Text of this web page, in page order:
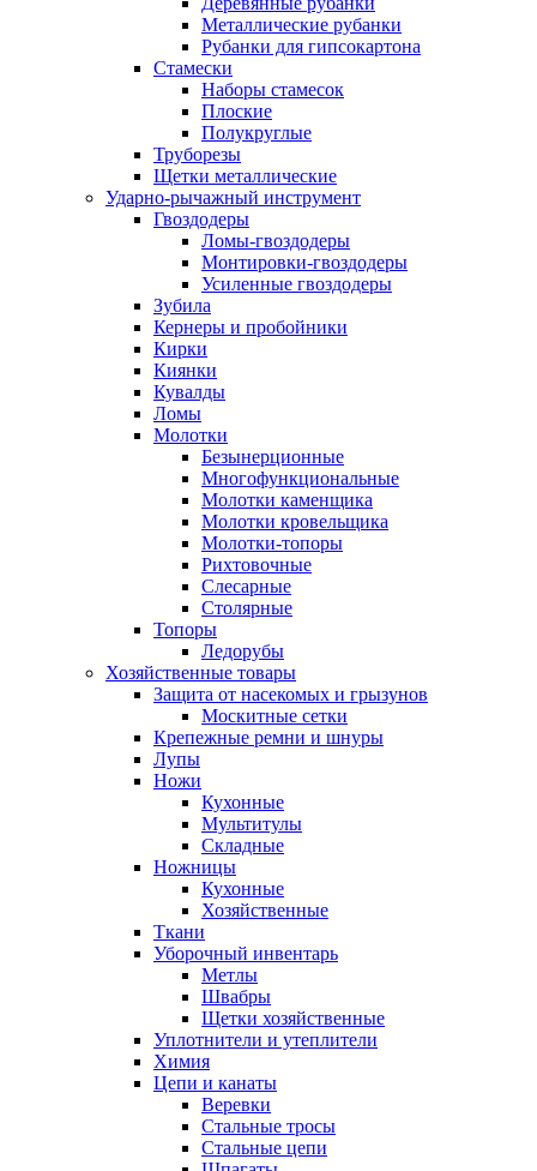
Металлические рубанки
Рубанки для гипсокартона
Стамески
Наборы стамесок
Плоские
Полукруглые
Труборезы
Щетки металлические
Ударно-рычажный инструмент
Гвоздодеры
Ломы-гвоздодеры
Монтировки-гвоздодеры
Усиленные гвоздодеры
Зубила
Кернеры и пробойники
Кирки
Киянки
Кувалды
Ломы
Молотки
Безынерционные
Многофункциональные
Молотки каменщика
Молотки кровельщика
Молотки-топоры
Рихтовочные
Слесарные
Столярные
Топоры
Ледорубы
Хозяйственные товары
Защита от насекомых и грызунов
Москитные сетки
Крепежные ремни и шнуры
Лупы
Ножи
Кухонные
Мультитулы
Складные
Ножницы
Кухонные
Хозяйственные
Ткани
Уборочный инвентарь
Метлы
Швабры
Щетки хозяйственные
Уплотнители и утеплители
Химия
Цепи и канаты
Веревки
Стальные тросы
Стальные цепи